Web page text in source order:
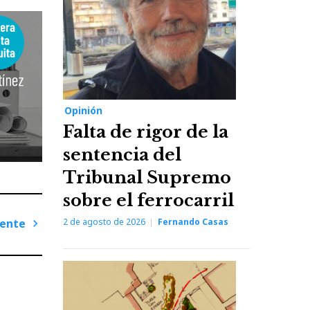
Opinión
Falta de rigor de la
sentencia del
Tribunal Supremo
sobre el ferrocarril
2 de agosto de 2026 Fernando Casas